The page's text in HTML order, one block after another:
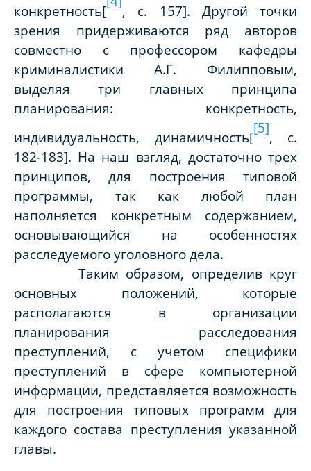
конкретность[ , c. 157]. Другой точки
зрения придерживаются ряд авторов
совместно с профессором кафедры
криминалистики А.Г. Филипповым,
выделяя три главных принципа
планирования: конкретность,
индивидуальность, динамичность[
[5]
, c.
182-183]. На наш взгляд, достаточно трех
принципов, для построения типовой
программы, так как любой план
наполняется конкретным содержанием,
основывающийся на особенностях
расследуемого уголовного дела.
Таким образом, определив круг
основных положений, которые
располагаются в организации
планирования расследования
преступлений, с учетом специфики
преступлений в сфере компьютерной
информации, представляется возможность
для построения типовых программ для
каждого состава преступления указанной
главы.